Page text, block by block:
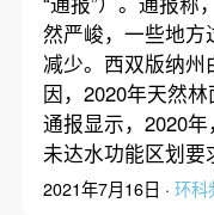
然严峻，一些地方
减少。西双版纳州
因，2020年天然林
通报显示，2020
未达水功能区划
2021年7月16日 · 环科